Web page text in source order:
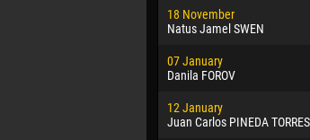
18 November
Natus Jamel SWEN
07 January
Danila FOROV
12 January
Juan Carlos PINEDA TORRES